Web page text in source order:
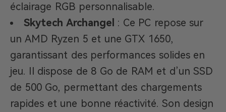
éclairage RGB personnalisable.
Skytech Archangel : Ce PC repose sur
un AMD Ryzen 5 et une GTX 1650,
garantissant des performances solides en
jeu. Il dispose de 8 Go de RAM et d’un SSD
de 500 Go, permettant des chargements
rapides et une bonne réactivité. Son design